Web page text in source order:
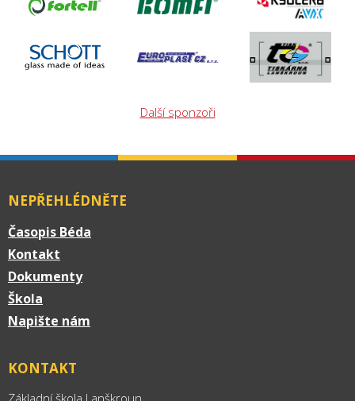
Další sponzoři
NEPŘEHLÉDNĚTE
Časopis Béda
Kontakt
Dokumenty
Škola
Napište nám
KONTAKT